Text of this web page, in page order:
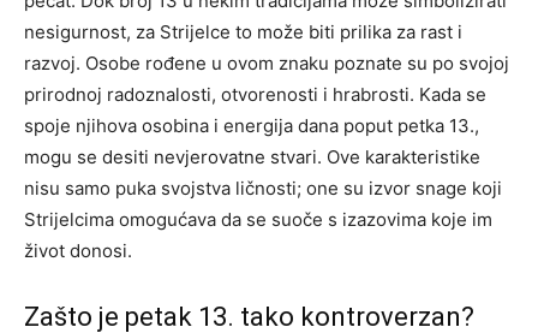
nesigurnost, za Strijelce to može biti prilika za rast i
razvoj. Osobe rođene u ovom znaku poznate su po svojoj
prirodnoj radoznalosti, otvorenosti i hrabrosti. Kada se
spoje njihova osobina i energija dana poput petka 13.,
mogu se desiti nevjerovatne stvari. Ove karakteristike
nisu samo puka svojstva ličnosti; one su izvor snage koji
Strijelcima omogućava da se suoče s izazovima koje im
život donosi.
Zašto je petak 13. tako kontroverzan?